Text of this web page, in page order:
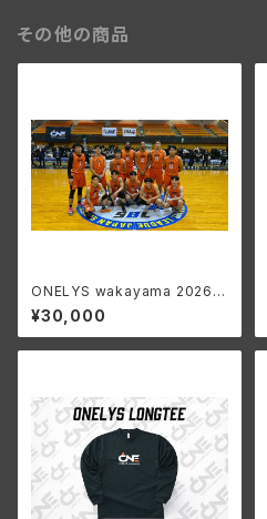
その他の商品
ONELYS wakayama 2026-
27 SEASON ファンクラブ P
LATINUM会員
¥30,000